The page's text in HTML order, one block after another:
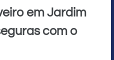
em Jardim
com o